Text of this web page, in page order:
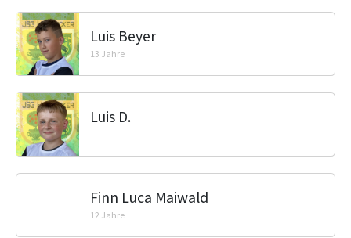
Luis Beyer
13 Jahre
Luis D.
Finn Luca Maiwald
12 Jahre